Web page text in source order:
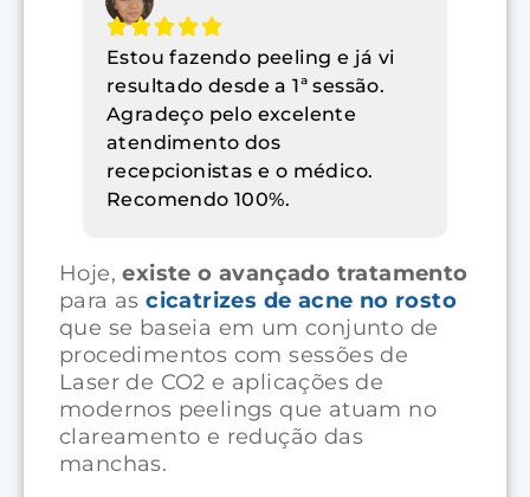
Estou fazendo peeling e já vi
resultado desde a 1ª sessão.
Agradeço pelo excelente
atendimento dos
recepcionistas e o médico.
Recomendo 100%.
Hoje,existe o avançado tratamento
para ascicatrizes de acne no rosto
que se baseia em um conjunto de
procedimentos com sessões de
Laser de CO2 e aplicações de
modernos peelings que atuam no
clareamento e redução das
manchas.